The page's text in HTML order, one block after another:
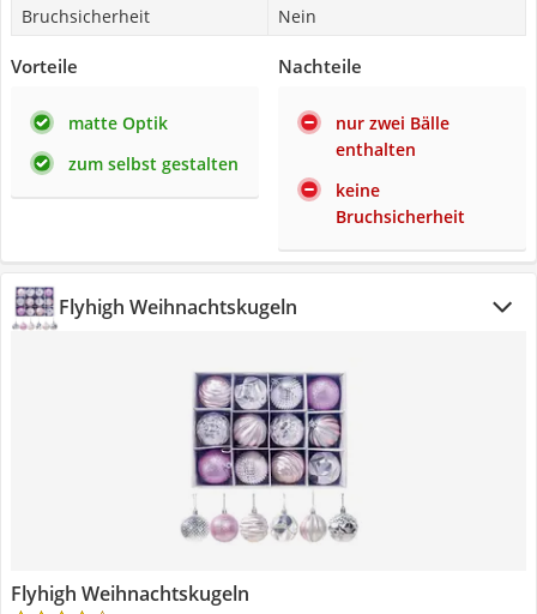
Bruchsicherheit
Nein
Vorteile
matte Optik
zum selbst gestalten
Nachteile
nur zwei Bälle
enthalten
keine
Bruchsicherheit
Flyhigh Weihnachtskugeln
Flyhigh Weihnachtskugeln